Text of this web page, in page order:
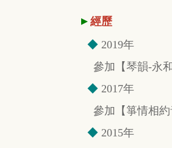
▸ 經歷
◆ 2019年
參加【琴韻-永
◆ 2017年
參加【箏情相約
◆ 2015年